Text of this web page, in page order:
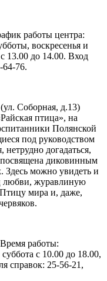
работы центра:
воскресенья и
13.00 до 14.00. Вход
64-76.
Соборная, д.13)
птица», на
Полянской
под руководством
догадаться,
диковинным
можно увидеть и
любви, журавлиную
мира и, даже,
работы:
с 10.00 до 18.00,
справок: 25-56-21,